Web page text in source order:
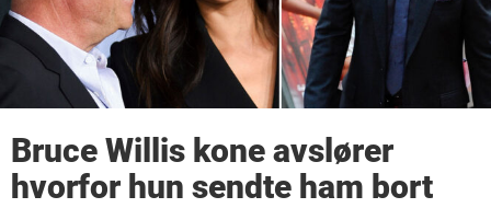
Bruce Willis kone avslører
hvorfor hun sendte ham bort